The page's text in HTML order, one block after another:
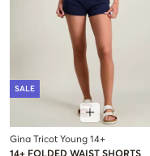
SALE
Gina Tricot Young 14+